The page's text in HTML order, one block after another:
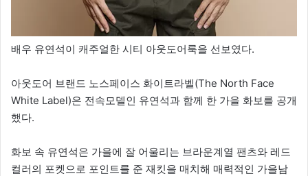
배우 유연석이 캐주얼한 시티 아웃도어룩을 선보였다.
아웃도어 브랜드 노스페이스 화이트라벨(The North Face
White Label)은 전속모델인 유연석과 함께 한 가을 화보를 공개
했다.
화보 속 유연석은 가을에 잘 어울리는 브라운계열 팬츠와 레드
컬러의 포켓으로 포인트를 준 재킷을 매치해 매력적인 가을남